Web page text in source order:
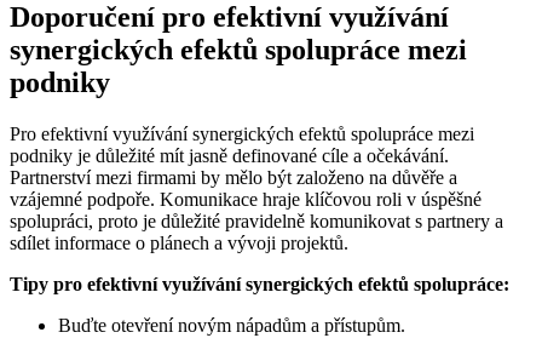
Doporučení pro efektivní využívání
synergických efektů spolupráce mezi
podniky
Pro efektivní využívání synergických efektů spolupráce mezi
podniky je důležité mít jasně definované cíle a očekávání.
Partnerství mezi firmami by mělo být založeno na důvěře a
vzájemné podpoře. Komunikace hraje klíčovou roli v úspěšné
spolupráci, proto je důležité pravidelně komunikovat s partnery a
sdílet informace o plánech a vývoji projektů.
Tipy pro efektivní využívání synergických efektů spolupráce:
Buďte otevření novým nápadům a přístupům.